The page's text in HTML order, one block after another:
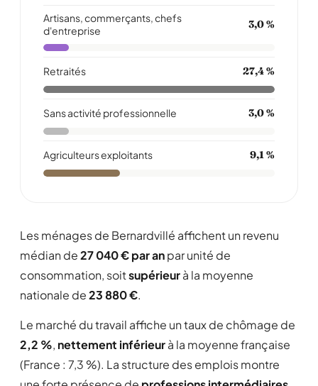
Artisans, commerçants, chefs
d'entreprise
3,0 %
Retraités 27,4 %
Sans activité professionnelle 3,0 %
Agriculteurs exploitants 9,1 %
Les ménages de Bernardvillé affichent un revenu
médian de27 040 € par anpar unité de
consommation, soitsupérieurà la moyenne
nationale de23 880 €.
Le marché du travail affiche un taux de chômage de
2,2 %, nettement inférieurà la moyenne française
(France : 7,3 %). La structure des emplois montre